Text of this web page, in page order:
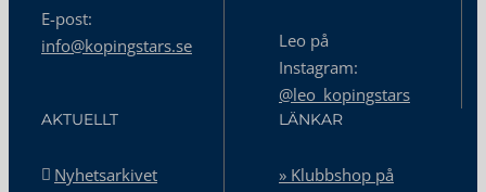
E-post:
info@kopingstars.se
Leo på
Instagram:
@leo_kopingstars
AKTUELLT
Nyhetsarkivet
LÄNKAR
» Klubbshop på